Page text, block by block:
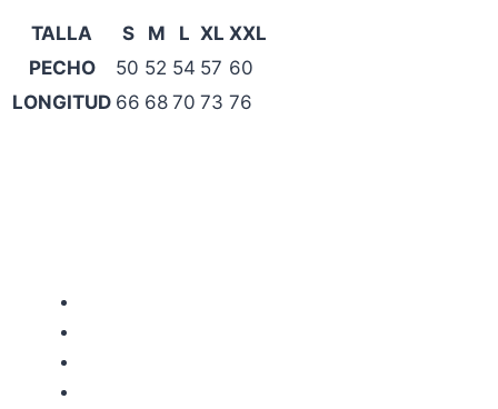
TALLA S M L XL XXL
PECHO
50 52 54 57 60
LONGITUD 66 68 70 73 76